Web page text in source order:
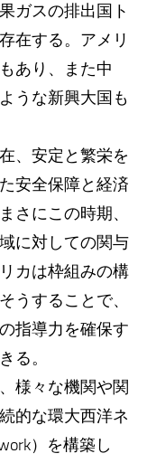
ガスの排出国ト
在する。アメリ
あり、また中
うな新興大国も
、安定と繁栄を
安全保障と経済
さにこの時期、
に対しての関与
カは枠組みの構
うすることで、
指導力を確保す
る。
様々な機関や関
的な環大西洋ネ
）を構築し